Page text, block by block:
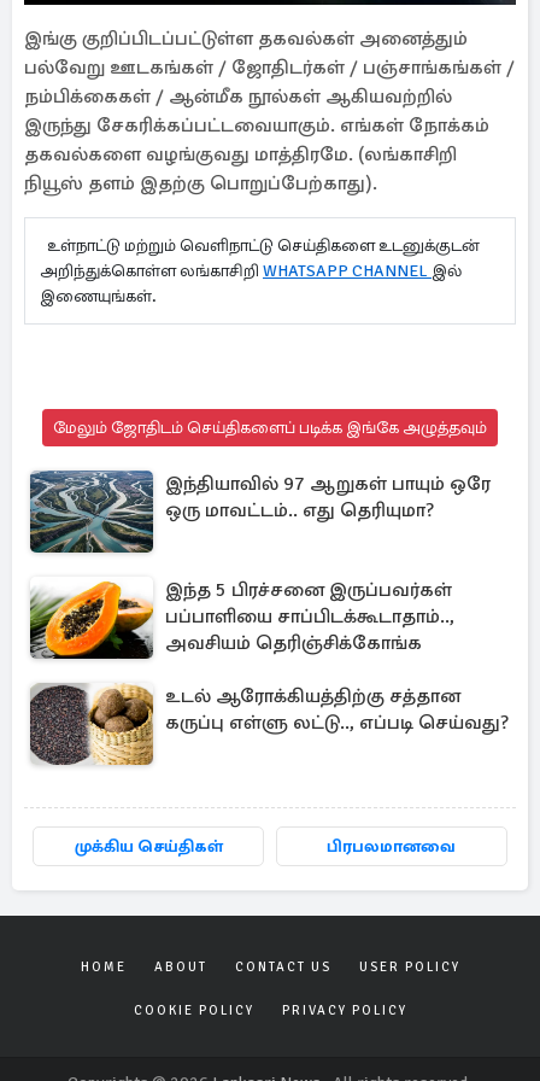
இங்கு குறிப்பிடப்பட்டுள்ள தகவல்கள் அனைத்தும்
பல்வேறு ஊடகங்கள் / ஜோதிடர்கள் / பஞ்சாங்கங்கள் /
நம்பிக்கைகள் / ஆன்மீக நூல்கள் ஆகியவற்றில்
இருந்து சேகரிக்கப்பட்டவையாகும். எங்கள் நோக்கம்
தகவல்களை வழங்குவது மாத்திரமே. (லங்காசிறி
நியூஸ் தளம் இதற்கு பொறுப்பேற்காது).
உள்நாட்டு மற்றும் வெளிநாட்டு செய்திகளை உடனுக்குடன்
அறிந்துக்கொள்ள லங்காசிறி WHATSAPP CHANNEL இல்
இணையுங்கள்.
மேலும் ஜோதிடம் செய்திகளைப் படிக்க இங்கே அழுத்தவும்
இந்தியாவில் 97 ஆறுகள் பாயும் ஒரே
ஒரு மாவட்டம்.. எது தெரியுமா?
இந்த 5 பிரச்சனை இருப்பவர்கள்
பப்பாளியை சாப்பிடக்கூடாதாம்..,
அவசியம் தெரிஞ்சிக்கோங்க
உடல் ஆரோக்கியத்திற்கு சத்தான
கருப்பு எள்ளு லட்டு.., எப்படி செய்வது?
முக்கிய செய்திகள் பிரபலமானவை
HOME ABOUT CONTACT US USER POLICY
COOKIE POLICY PRIVACY POLICY